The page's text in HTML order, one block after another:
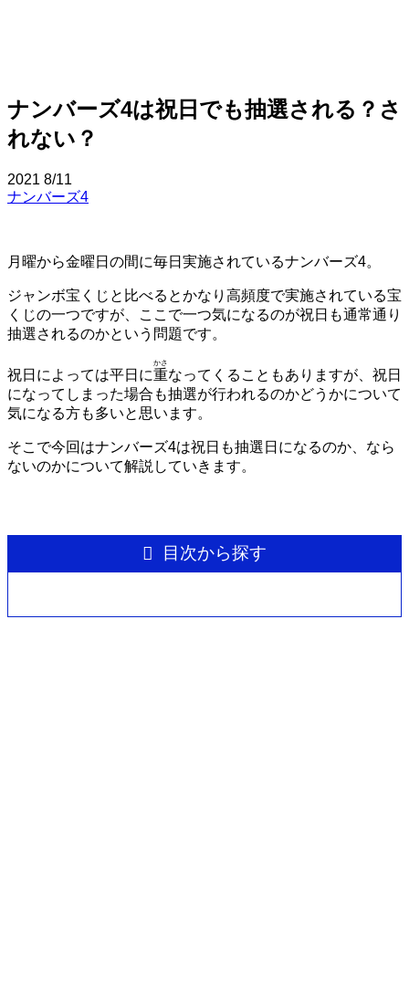
ナンバーズ4は祝日でも抽選される？さ
れない？
2021 8/11
ナンバーズ4
月曜から金曜日の間に毎日実施されているナンバーズ4。
ジャンボ宝くじと比べるとかなり高頻度で実施されている宝
くじの一つですが、ここで一つ気になるのが祝日も通常通り
抽選されるのかという問題です。
祝日によっては平日に重
かさ
なってくることもありますが、祝日
になってしまった場合も抽選が行われるのかどうかについて
気になる方も多いと思います。
そこで今回はナンバーズ4は祝日も抽選日になるのか、なら
ないのかについて解説していきます。
目次から探す